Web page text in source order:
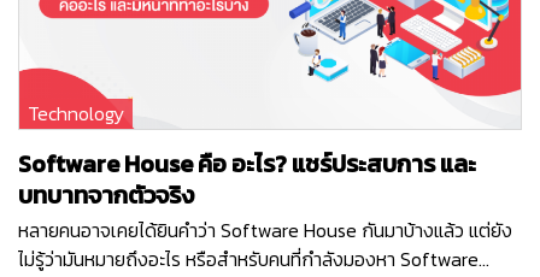
Technology
Software House คือ อะไร? แชร์ประสบการ และ
บทบาทจากตัวจริง
หลายคนอาจเคยได้ยินคำว่า Software House กันมาบ้างแล้ว แต่ยัง
ไม่รู้ว่ามันหมายถึงอะไร หรือสำหรับคนที่กำลังมองหา Software